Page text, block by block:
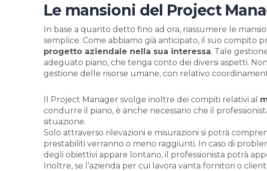
Le mansioni del Project
In base a quanto detto fino ad ora, riassumere le
semplice. Come abbiamo già anticipato, il suo compito
progetto aziendale nella sua interessa. Tale
adeguato piano, che tenga conto dei diversi aspetti.
gestione delle risorse umane, con relativo
Il Project Manager svolge inoltre dei compiti relativi al
condurre il piano, è anche necessario che il
situazione.
Solo attraverso rilevazioni e misurazioni si potrà
prestabiliti verranno o meno raggiunti. In caso di
degli obiettivi appare lontano, il professionista potrà
Inoltre, se l’azienda per cui lavora vanta fornitori o